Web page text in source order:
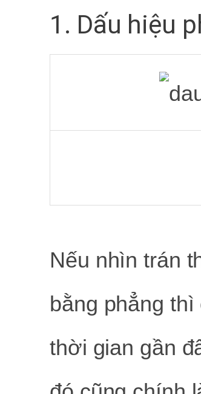
1. Dấu hiệu
Nếu nhìn trán
bằng phẳng
thời gian gần